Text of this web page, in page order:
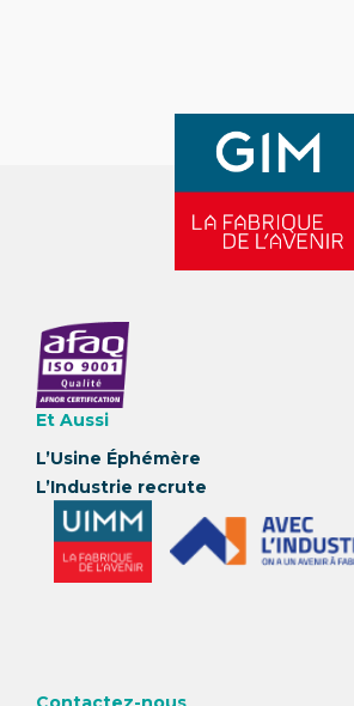
Et Aussi
L’Usine Éphémère
L’Industrie recrute